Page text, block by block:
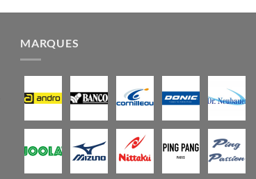
MARQUES